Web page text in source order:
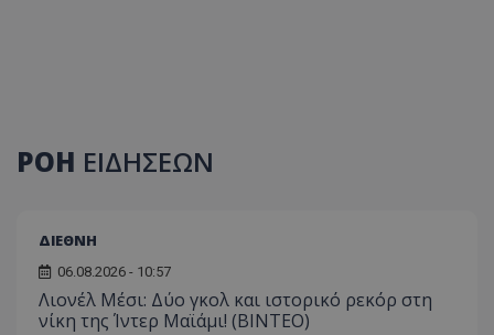
ΡΟΗ ΕΙΔΗΣΕΩΝ
ΔΙΕΘΝΗ
06.08.2026 - 10:57
Λιονέλ Μέσι: Δύο γκολ και ιστορικό ρεκόρ στη
νίκη της Ίντερ Μαϊάμι! (ΒΙΝΤΕΟ)